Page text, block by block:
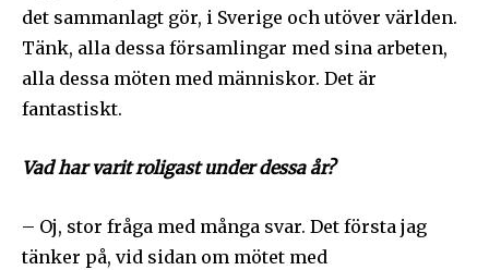
Följ Sändarens nyhetsbrev och
bli uppdaterad på det senaste
det sammanlagt gör, i Sverige och utöver världen.
Tänk, alla dessa församlingar med sina arbeten,
alla dessa möten med människor. Det är
fantastiskt.
Vad har varit roligast under dessa år?
– Oj, stor fråga med många svar. Det första jag
tänker på, vid sidan om mötet med